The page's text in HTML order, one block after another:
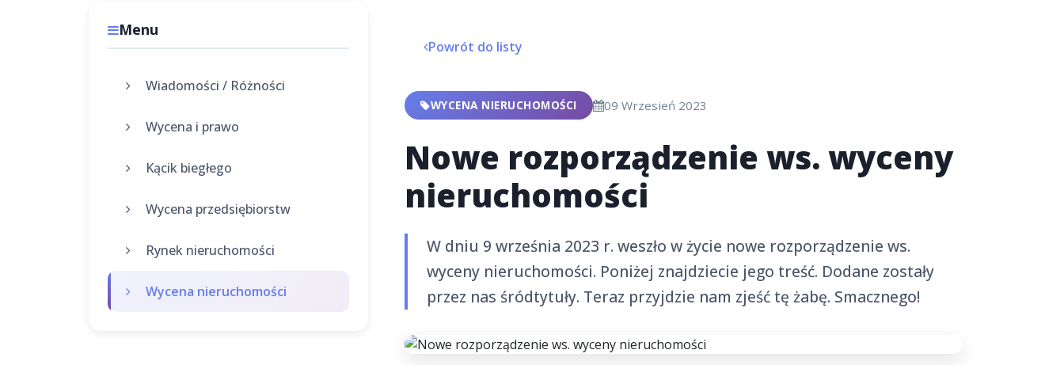
Menu
Wiadomości / Różności
Wycena i prawo
Kącik biegłego
Wycena przedsiębiorstw
Rynek nieruchomości
Wycena nieruchomości
Powrót do listy
WYCENA NIERUCHOMOŚCI 09 Wrzesień 2023
Nowe rozporządzenie ws. wyceny
nieruchomości
W dniu 9 września 2023 r. weszło w życie nowe rozporządzenie ws.
wyceny nieruchomości. Poniżej znajdziecie jego treść. Dodane zostały
przez nas śródtytuły. Teraz przyjdzie nam zjeść tę żabę. Smacznego!